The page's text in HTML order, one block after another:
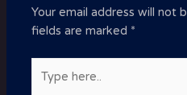
Your email address will not
fields are marked *
here..